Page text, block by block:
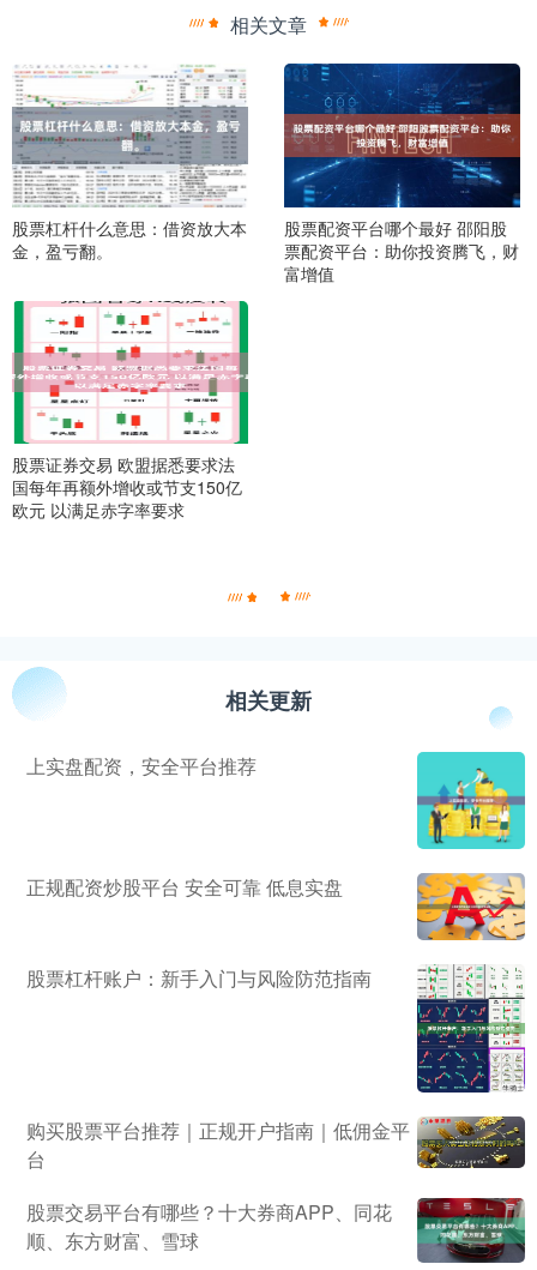
相关文章
股票杠杆什么意思：借资放大本
金，盈亏翻。
股票配资平台哪个最好 邵阳股
票配资平台：助你投资腾飞，财
富增值
股票证券交易 欧盟据悉要求法
国每年再额外增收或节支150亿
欧元 以满足赤字率要求
相关更新
上实盘配资，安全平台推荐
正规配资炒股平台 安全可靠 低息实盘
股票杠杆账户：新手入门与风险防范指南
购买股票平台推荐｜正规开户指南｜低佣金平
台
股票交易平台有哪些？十大券商APP、同花
顺、东方财富、雪球